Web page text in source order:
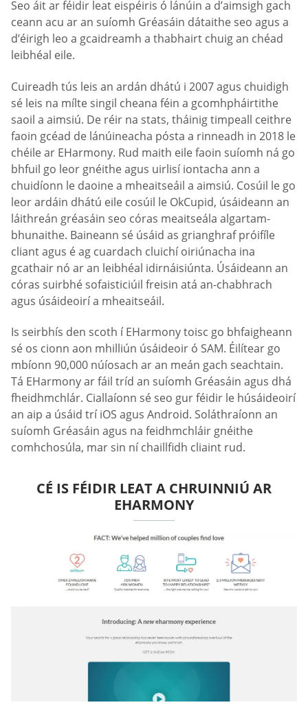
Seo áit ar féidir leat eispéiris ó lánúin a d’aimsigh gach
ceann acu ar an suíomh Gréasáin dátaithe seo agus a
d’éirigh leo a gcaidreamh a thabhairt chuig an chéad
leibhéal eile.
Cuireadh tús leis an ardán dhátú i 2007 agus chuidigh
sé leis na mílte singil cheana féin a gcomhpháirtithe
saoil a aimsiú. De réir na stats, tháinig timpeall ceithre
faoin gcéad de lánúineacha pósta a rinneadh in 2018 le
chéile ar EHarmony. Rud maith eile faoin suíomh ná go
bhfuil go leor gnéithe agus uirlisí iontacha ann a
chuidíonn le daoine a mheaitseáil a aimsiú. Cosúil le go
leor ardáin dhátú eile cosúil le OkCupid, úsáideann an
láithreán gréasáin seo córas meaitseála algartam-
bhunaithe. Baineann sé úsáid as grianghraf próifíle
cliant agus é ag cuardach cluichí oiriúnacha ina
gcathair nó ar an leibhéal idirnáisiúnta. Úsáideann an
córas suirbhé sofaisticiúil freisin atá an-chabhrach
agus úsáideoirí a mheaitseáil.
Is seirbhís den scoth í EHarmony toisc go bhfaigheann
sé os cionn aon mhilliún úsáideoir ó SAM. Éilítear go
mbíonn 90,000 núíosach ar an meán gach seachtain.
Tá EHarmony ar fáil tríd an suíomh Gréasáin agus dhá
fheidhmchlár. Ciallaíonn sé seo gur féidir le húsáideoirí
an aip a úsáid trí iOS agus Android. Soláthraíonn an
suíomh Gréasáin agus na feidhmchláir gnéithe
comhchosúla, mar sin ní chaillfidh cliaint rud.
CÉ IS FÉIDIR LEAT A CHRUINNIÚ AR
EHARMONY